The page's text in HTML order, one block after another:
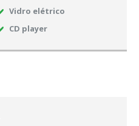
Vidro elétrico
CD player